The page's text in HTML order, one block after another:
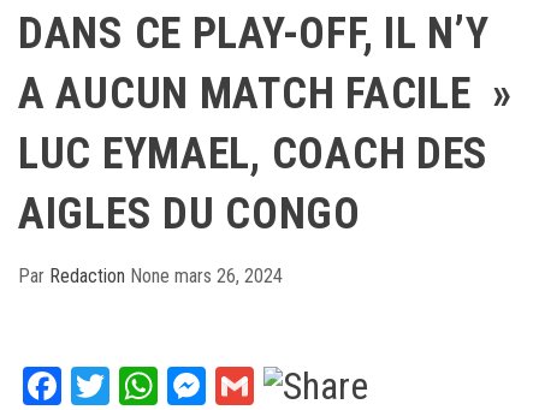
DANS CE PLAY-OFF, IL N’Y
A AUCUN MATCH FACILE »
LUC EYMAEL, COACH DES
AIGLES DU CONGO
Par Redaction None mars 26, 2024
Facebook
TwitterWhatsApp
Messenger
Gmail